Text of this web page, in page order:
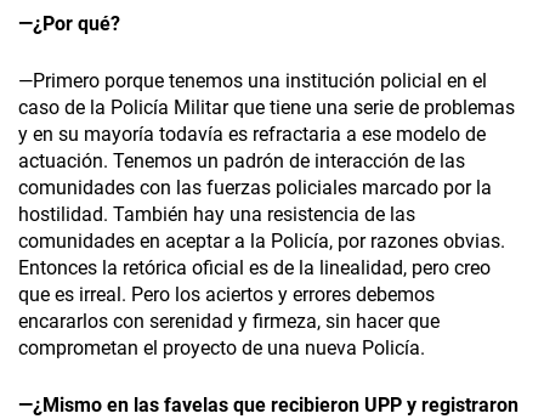
—¿Por qué?
—Primero porque tenemos una institución policial en el
caso de la Policía Militar que tiene una serie de problemas
y en su mayoría todavía es refractaria a ese modelo de
actuación. Tenemos un padrón de interacción de las
comunidades con las fuerzas policiales marcado por la
hostilidad. También hay una resistencia de las
comunidades en aceptar a la Policía, por razones obvias.
Entonces la retórica oficial es de la linealidad, pero creo
que es irreal. Pero los aciertos y errores debemos
encararlos con serenidad y firmeza, sin hacer que
comprometan el proyecto de una nueva Policía.
—¿Mismo en las favelas que recibieron UPP y registraron